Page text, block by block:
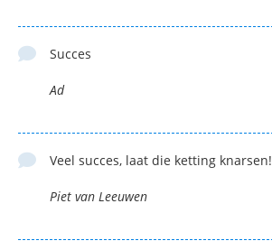
Succes
Ad
Veel succes, laat die ketting knarsen!
Piet van Leeuwen